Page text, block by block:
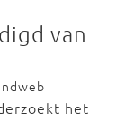
van
het